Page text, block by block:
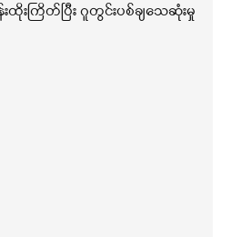
ထိုးကြိတ်ပြီး ဂူတွင်းပစ်ချသေဆုံးမှု